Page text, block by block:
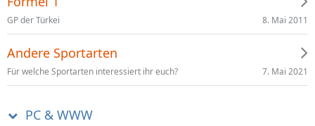
GP der Türkei 8. Mai 2011
Andere Sportarten
Für welche Sportarten interessiert ihr euch? 7. Mai 2021
PC & WWW